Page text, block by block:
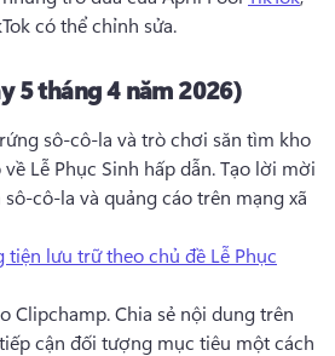
có thể chỉnh sửa.
5 tháng 4 năm 2026)
sô-cô-la và trò chơi săn tìm kho
Lễ Phục Sinh hấp dẫn. Tạo lời mời
cô-la và quảng cáo trên mạng xã
tiện lưu trữ theo chủ đề Lễ Phục
Clipchamp. Chia sẻ nội dung trên
cận đối tượng mục tiêu một cách